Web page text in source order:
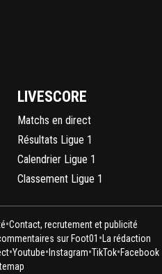
LIVESCORE
Matchs en direct
Résultats Ligue 1
Calendrier Ligue 1
Classement Ligue 1
•Contact, recrutement et publicité
sur Foot01 •La rédaction
•Youtube• Instagram•TikTok•Facebook